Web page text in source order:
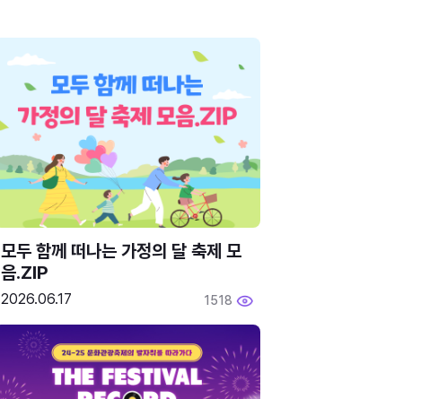
모두 함께 떠나는 가정의 달 축제 모
음.ZIP
2026.06.17 1518